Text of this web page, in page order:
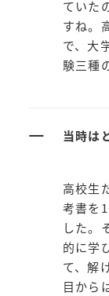
ていた
すね。
で、大
験三種
ー 当時は
高校生
考書を
した。
的に学
て、解
目から